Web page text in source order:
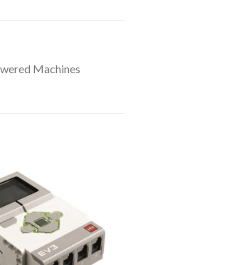
Machines